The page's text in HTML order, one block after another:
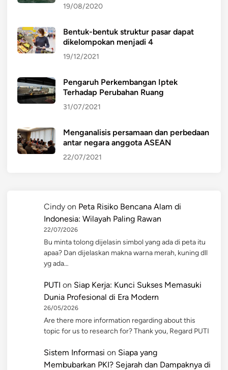
19/08/2020
Bentuk-bentuk struktur pasar dapat
dikelompokan menjadi 4
19/12/2021
Pengaruh Perkembangan Iptek
Terhadap Perubahan Ruang
31/07/2021
Menganalisis persamaan dan perbedaan
antar negara anggota ASEAN
22/07/2021
Cindy on Peta Risiko Bencana Alam di
Indonesia: Wilayah Paling Rawan
22/07/2026
Bu minta tolong dijelasin simbol yang ada di peta itu
apaa? Dan dijelaskan makna warna merah, kuning dll
yg ada…
PUTI on Siap Kerja: Kunci Sukses Memasuki
Dunia Profesional di Era Modern
26/05/2026
Are there more information regarding about this
topic for us to research for? Thank you, Regard PUTI
Sistem Informasi on Siapa yang
Membubarkan PKI? Sejarah dan Dampaknya di